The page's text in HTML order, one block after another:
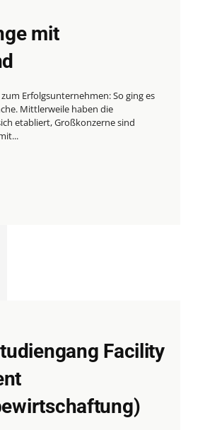
mit
Erfolgsunternehmen: So ging es
Mittlerweile haben die
etabliert, Großkonzerne sind
Facility